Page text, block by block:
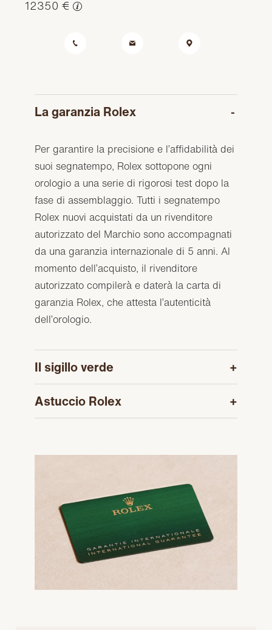
12350 €
La garanzia Rolex
Per garantire la precisione e l’affidabilità dei
suoi segnatempo, Rolex sottopone ogni
orologio a una serie di rigorosi test dopo la
fase di assemblaggio. Tutti i segnatempo
Rolex nuovi acquistati da un rivenditore
autorizzato del Marchio sono accompagnati
da una garanzia internazionale di 5 anni. Al
momento dell’acquisto, il rivenditore
autorizzato compilerà e daterà la carta di
garanzia Rolex, che attesta l’autenticità
dell’orologio.
Il sigillo verde
Astuccio Rolex